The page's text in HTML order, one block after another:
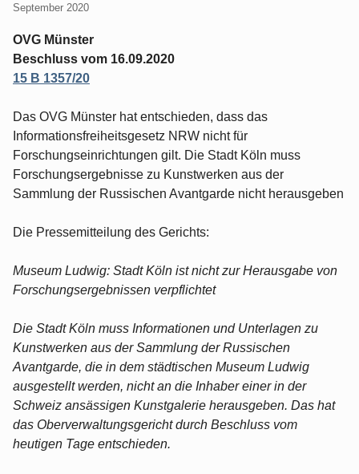
September 2020
OVG Münster
Beschluss vom 16.09.2020
15 B 1357/20
Das OVG Münster hat entschieden, dass das
Informationsfreiheitsgesetz NRW nicht für
Forschungseinrichtungen gilt. Die Stadt Köln muss
Forschungsergebnisse zu Kunstwerken aus der
Sammlung der Russischen Avantgarde nicht herausgeben
Die Pressemitteilung des Gerichts:
Museum Ludwig: Stadt Köln ist nicht zur Herausgabe von
Forschungsergebnissen verpflichtet
Die Stadt Köln muss Informationen und Unterlagen zu
Kunstwerken aus der Sammlung der Russischen
Avantgarde, die in dem städtischen Museum Ludwig
ausgestellt werden, nicht an die Inhaber einer in der
Schweiz ansässigen Kunstgalerie herausgeben. Das hat
das Oberverwaltungsgericht durch Beschluss vom
heutigen Tage entschieden.